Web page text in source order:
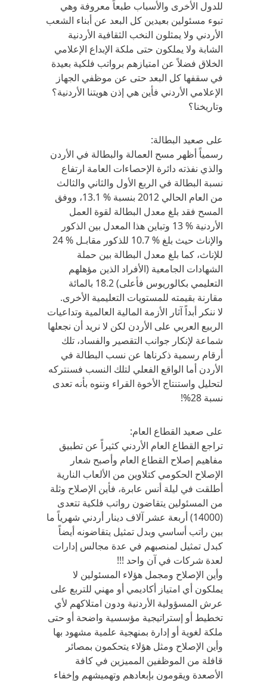
للدول الأخرى والأسباب طبعاً معروفة وهي
تبوء مسئولين بعيدين كل البعد عن أبناء الشعب
الأردني ولا يمثلون النخب الثقافية الأردنية
الشابة ولا يملكون حتى ملكة الإبداع الإعلامي
الخلاق فضلاً عن امتيازهم برواتب فلكية بعيدة
في سقفها كل البعد حتى عن موظفي الجهاز
الإعلامي الأردني فأين هي إذن هويتنا الأردنية؟
وتاريخنا؟
على صعيد البطالة:
رسمياً أظهر مسح العمالة والبطالة في الأردن
والذي نفذته دائرة الإحصاءات العامة ارتفاع
نسبة البطالة في الربع الأول والثاني والثالث
من العام الحالي 2012 بنسبة % 13.1، ووفق
المسح فقد بلغ معدل البطالة لقوة العمل
الأردنية % 13 وتباين هذا المعدل بين الذكور
والإناث حيث بلغ % 10.7 للذكور مقابـل % 24
للإناث، كما بلغ معدل البطالة بين حملة
الشهادات الجامعية (الأفراد الذين مؤهلهم
التعليمي بكالوريوس فأعلى) 18.2 بالمائة
مقارنة بقيمته للمستويات التعليمية الأخرى.
لا ننكر أبداً آثار الأزمة المالية العالمية وتداعيات
الربيع العربي على الأردن لكن لا نريد أن نجعلها
شماعة لإنكار جوانب التقصير والفساد، تلك
أرقام رسمية ذكرناها عن نسب البطالة في
الأردن أما الواقع الفعلي لتلك النسب فسنتركه
لتحليل واستنتاج الأخوة القراء وننوه بأنه تعدى
نسبة 28%!
على صعيد القطاع العام:
تراجع القطاع العام الأردني كثيراً عن تطبيق
مفاهيم إصلاح القطاع العام وأصبح شعار
الإصلاح الحكومي كتلاوين من الألعاب النارية
أطلقت في ليلة أنس عابرة، فأين الإصلاح وثلة
من المسئولين يتقاضون رواتب فلكية تتعدى
(14000) أربعة عشر آلاف دينار أردني شهرياً ما
بين راتب أساسي وبدل تمثيل يتقاضونه أيضاً
كبدل تمثيل لمنصبهم في عدة مجالس إدارات
لعدة شركات في آن واحد !!!
وأين الإصلاح ومجمل هؤلاء المسئولين لا
يملكون أي امتياز أكاديمي أو مهني للتربع على
عرش المسؤولية الأردنية ودون امتلاكهم لأي
تخطيط أو إستراتيجية مؤسسية واضحة أو حتى
ملكة لغوية أو إدارة بمنهجية علمية مشهود بها
وأين الإصلاح ومثل هؤلاء يتحكمون بمصائر
قافلة من الموظفين المميزين في كافة
الأصعدة ويقومون بإبعادهم وتهميشهم وإخفاء